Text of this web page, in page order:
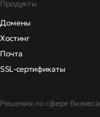
Продукты
Домены
Хостинг
Почта
SSL-сертификаты
Решения по сфере бизнеса